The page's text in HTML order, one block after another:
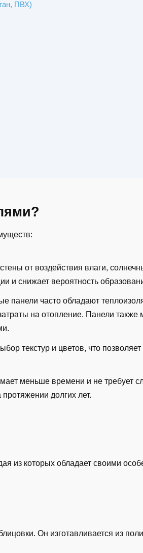
ПВХ)
от воздействия влаги,
и снижает вероятность
панели часто обладают
на отопление. Панели также
текстур и цветов, что
меньше времени и не требует
долгих лет.
из которых обладает своими
Он изготавливается из